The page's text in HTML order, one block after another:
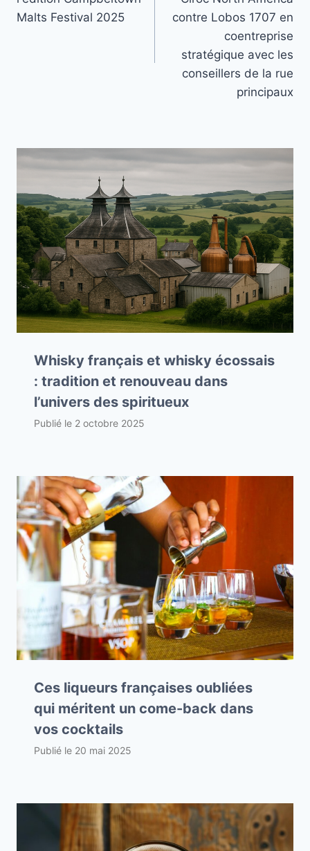
l’article
Malts Festival 2025
contre Lobos 1707 en
coentreprise
stratégique avec les
conseillers de la rue
principaux
Whisky français et whisky écossais
: tradition et renouveau dans
l’univers des spiritueux
Publié le 2 octobre 2025
Ces liqueurs françaises oubliées
qui méritent un come-back dans
vos cocktails
Publié le 20 mai 2025